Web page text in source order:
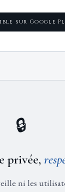
sur Google
🔒
privée,
ni les